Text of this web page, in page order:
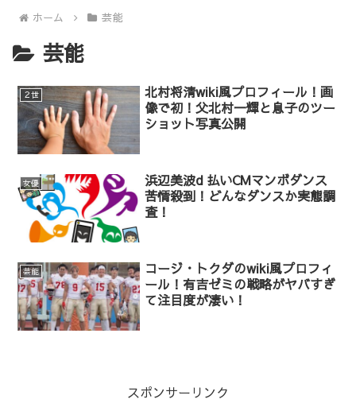
ホーム 芸能
芸能
２世
北村将清wiki風プロフィール！画
像で初！父北村一輝と息子のツー
ショット写真公開
女優
浜辺美波d 払いCMマンボダンス
苦情殺到！どんなダンスか実態調
査！
芸能
コージ・トクダのwiki風プロフィ
ール！有吉ゼミの戦略がヤバすぎ
て注目度が凄い！
スポンサーリンク